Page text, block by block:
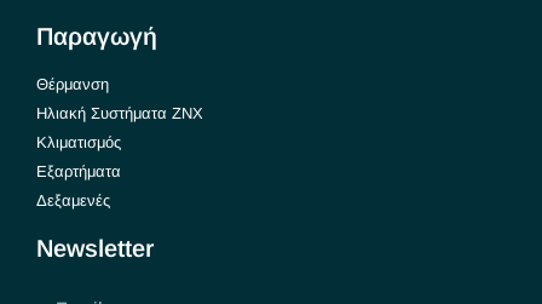
Παραγωγή
Θέρμανση
Ηλιακή Συστήματα ΖΝΧ
Κλιματισμός
Εξαρτήματα
Δεξαμενές
Newsletter